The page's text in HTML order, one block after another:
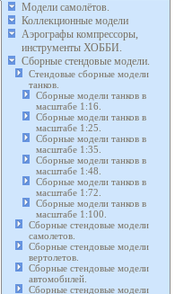
Модели самолётов.
Коллекционные модели
Аэрографы компрессоры,
инструменты ХОББИ.
Сборные стендовые модели.
Стендовые сборные модели
танков.
Сборные модели танков в
масштабе 1:16.
Сборные модели танков в
масштабе 1:25.
Сборные модели танков в
масштабе 1:35.
Сборные модели танков в
масштабе 1:48.
Сборные модели танков в
масштабе 1:72.
Сборные модели танков в
масштабе 1:100.
Сборные стендовые модели
самолетов.
Сборные стендовые модели
вертолетов.
Сборные стендовые модели
автомобилей.
Сборные стендовые модели